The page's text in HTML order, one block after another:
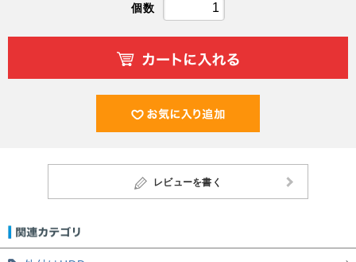
個数
レビューを書く